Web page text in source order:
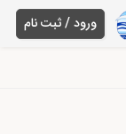
ورود / ثبت نام